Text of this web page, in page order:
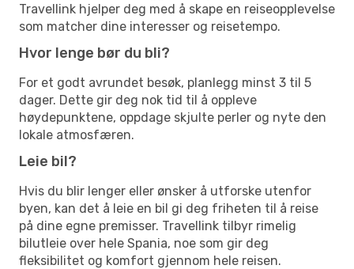
Travellink hjelper deg med å skape en reiseopplevelse
som matcher dine interesser og reisetempo.
Hvor lenge bør du bli?
For et godt avrundet besøk, planlegg minst 3 til 5
dager. Dette gir deg nok tid til å oppleve
høydepunktene, oppdage skjulte perler og nyte den
lokale atmosfæren.
Leie bil?
Hvis du blir lenger eller ønsker å utforske utenfor
byen, kan det å leie en bil gi deg friheten til å reise
på dine egne premisser. Travellink tilbyr rimelig
bilutleie over hele Spania, noe som gir deg
fleksibilitet og komfort gjennom hele reisen.